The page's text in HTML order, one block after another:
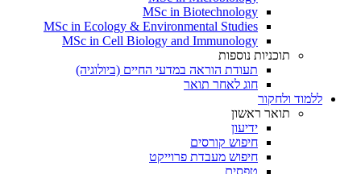
MSc in Biotechnology
MSc in Ecology & Environmental Studies
MSc in Cell Biology and Immunology
תוכניות נוספות
תעודת הוראה במדעי החיים (ביולוגיה)
חוג לאחר תואר
ללמוד ולחקור
תואר ראשון
ידיעון
חיפוש קורסים
חיפוש מעבדת פרוייקט
טפסים